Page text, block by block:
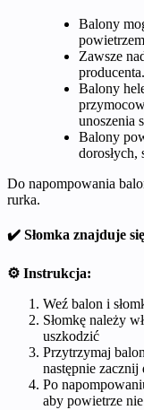
Balony
Zawsze
producenta.
Balony
unoszenia
Balony
dorosłych,
Do napompowania
rurka.
✔️ Słomka znajduje
⚙️ Instrukcja:
Weź balon i
Słomkę należy
uszkodzić
Przytrzymaj
następnie zacznij
Po
aby powietrze